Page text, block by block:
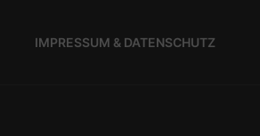
IMPRESSUM & DATENSCHUTZ